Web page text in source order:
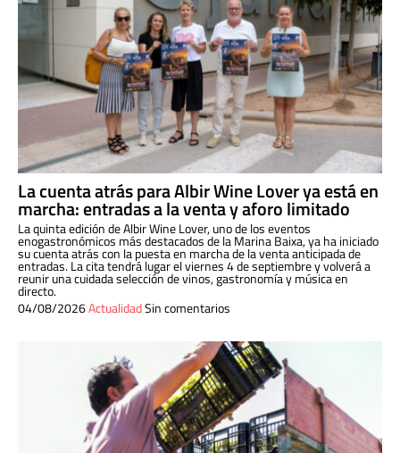
La cuenta atrás para Albir Wine Lover ya está en
marcha: entradas a la venta y aforo limitado
La quinta edición de Albir Wine Lover, uno de los eventos
enogastronómicos más destacados de la Marina Baixa, ya ha iniciado
su cuenta atrás con la puesta en marcha de la venta anticipada de
entradas. La cita tendrá lugar el viernes 4 de septiembre y volverá a
reunir una cuidada selección de vinos, gastronomía y música en
directo.
04/08/2026ActualidadSin comentarios